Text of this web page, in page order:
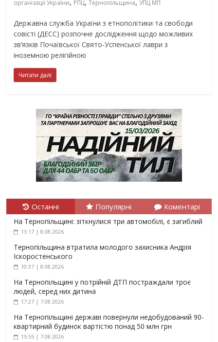
організації України РПЦ Тернопільщина УПЦ МП
Державна служба України з етнополітики та свободи
совісті (ДЕСС) розпочне дослідження щодо можливих
зв’язків Почаївської Свято-Успенської лаври з
іноземною релігійною
Читати далі
Останні Популярні Коментарі
На Тернопільщині: зіткнулися три автомобілі, є загиблий
13:17 | 8.08.2026
Тернопільщина втратила молодого захисника Андрія
Іскоростенського
10:37 | 8.08.2026
На Тернопільщині у потрійній ДТП постраждали троє
людей, серед них дитина
17:27 | 7.08.2026
На Тернопільщині державі повернули недобудований 90-
квартирний будинок вартістю понад 50 млн грн
15:55 | 7.08.2026